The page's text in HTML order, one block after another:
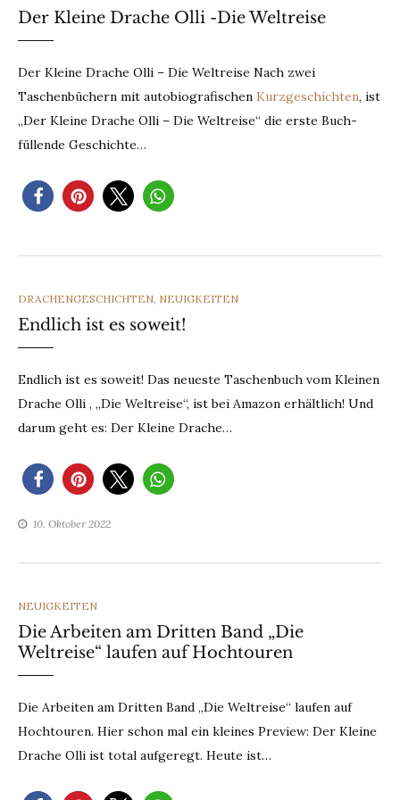
Der Kleine Drache Olli -Die Weltreise
Der Kleine Drache Olli – Die Weltreise Nach zwei
Taschenbüchern mit autobiografischen Kurzgeschichten, ist
„Der Kleine Drache Olli – Die Weltreise“ die erste Buch-
füllende Geschichte…
CATEGORIES
DRACHENGESCHICHTEN, NEUIGKEITEN
Endlich ist es soweit!
Endlich ist es soweit! Das neueste Taschenbuch vom Kleinen
Drache Olli , „Die Weltreise“, ist bei Amazon erhältlich! Und
darum geht es: Der Kleine Drache…
10. Oktober 2022
CATEGORIES
NEUIGKEITEN
Die Arbeiten am Dritten Band „Die
Weltreise“ laufen auf Hochtouren
Die Arbeiten am Dritten Band „Die Weltreise“ laufen auf
Hochtouren. Hier schon mal ein kleines Preview: Der Kleine
Drache Olli ist total aufgeregt. Heute ist…